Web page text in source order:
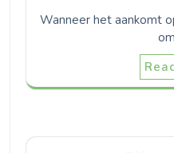
Wanneer het aankomt